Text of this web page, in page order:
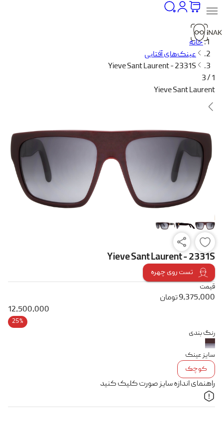
خانه
عینک‌های آفتابی
Yieve Sant Laurent - 2331S
1 / 3
Yieve Sant Laurent
Yieve Sant Laurent - 2331S
تست روی چهره
قیمت
9,375,000تومان
12,500,000
25%
رنگ بندی
سایز عینک
کوچک
راهنمای اندازه سایز صورت کلیک کنید